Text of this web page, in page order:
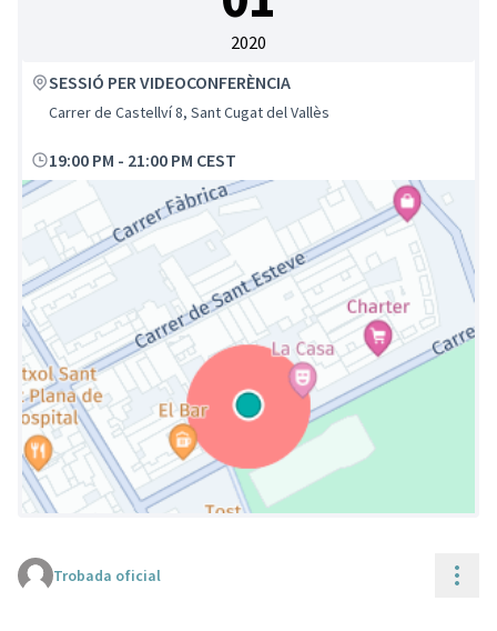
2020
SESSIÓ PER VIDEOCONFERÈNCIA
Carrer de Castellví 8, Sant Cugat del Vallès
19:00 PM - 21:00 PM CEST
Trobada oficial